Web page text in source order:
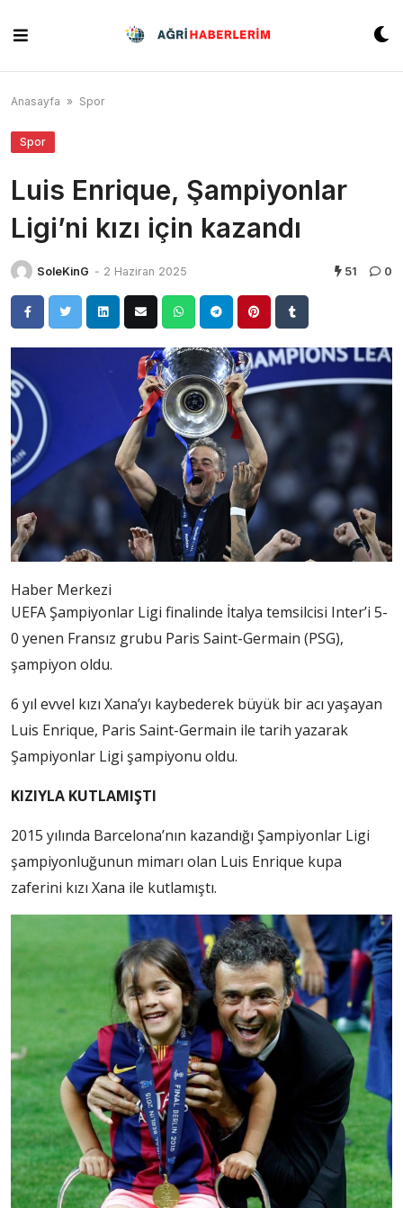
content
Anasayfa » Spor
Spor
Luis Enrique, Şampiyonlar
Ligi’ni kızı için kazandı
SoleKinG - 2 Haziran 2025 51 0
Haber Merkezi
UEFA Şampiyonlar Ligi finalinde İtalya temsilcisi Inter’i 5-
0 yenen Fransız grubu Paris Saint-Germain (PSG),
şampiyon oldu.
6 yıl evvel kızı Xana’yı kaybederek büyük bir acı yaşayan
Luis Enrique, Paris Saint-Germain ile tarih yazarak
Şampiyonlar Ligi şampiyonu oldu.
KIZIYLA KUTLAMIŞTI
2015 yılında Barcelona’nın kazandığı Şampiyonlar Ligi
şampiyonluğunun mimarı olan Luis Enrique kupa
zaferini kızı Xana ile kutlamıştı.